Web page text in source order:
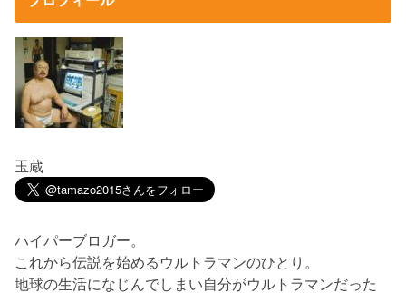
玉蔵
ハイパーブロガー。
これから伝説を始めるウルトラマンのひとり。
地球の生活になじんでしまい自分がウルトラマンだった